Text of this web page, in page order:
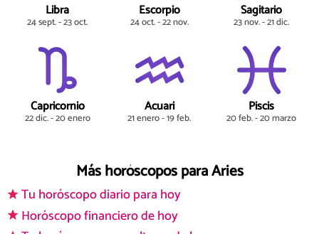
Libra
24 sept. - 23 oct.
Escorpio
24 oct. - 22 nov.
Sagitario
23 nov. - 21 dic.
Capricornio
22 dic. - 20 enero
Acuari
21 enero - 19 feb.
Piscis
20 feb. - 20 marzo
Más horóscopos para Aries
Tu horóscopo diario para hoy
Horóscopo financiero de hoy